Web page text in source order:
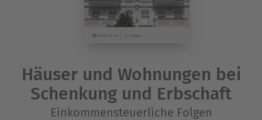
Häuser und Wohnungen bei
Schenkung und Erbschaft
Einkommensteuerliche Folgen